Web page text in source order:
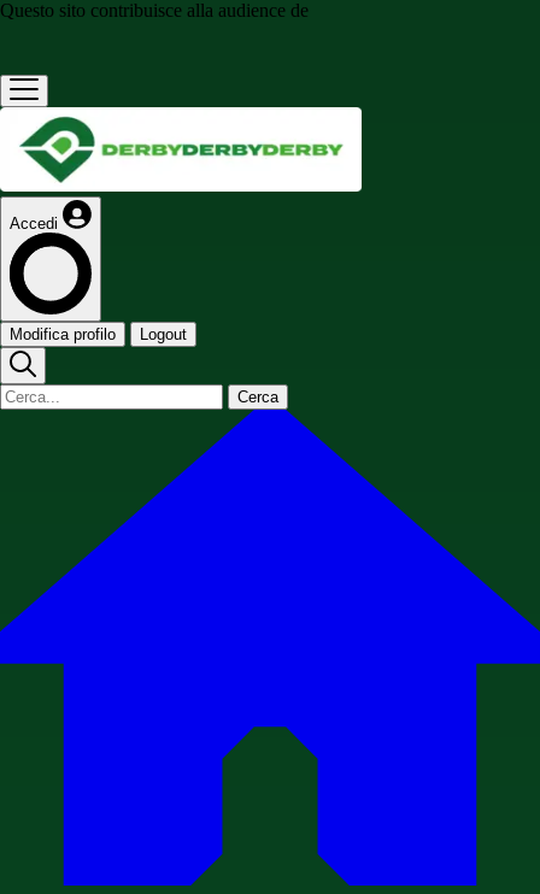
Questo sito contribuisce alla audience de
Accedi
Modifica profilo Logout
Cerca